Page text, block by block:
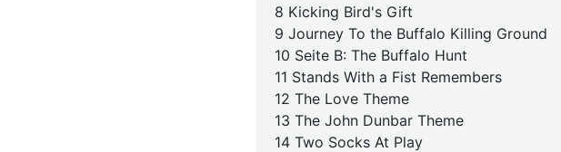
8 Kicking Bird's Gift
9 Journey To the Buffalo Killing Ground
10 Seite B: The Buffalo Hunt
11 Stands With a Fist Remembers
12 The Love Theme
13 The John Dunbar Theme
14 Two Socks At Play